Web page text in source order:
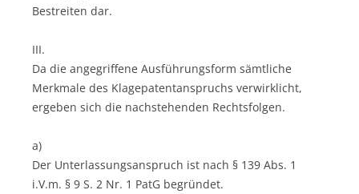
Bestreiten dar.
III.
Da die angegriffene Ausführungsform sämtliche
Merkmale des Klagepatentanspruchs verwirklicht,
ergeben sich die nachstehenden Rechtsfolgen.
a)
Der Unterlassungsanspruch ist nach § 139 Abs. 1
i.V.m. § 9 S. 2 Nr. 1 PatG begründet.